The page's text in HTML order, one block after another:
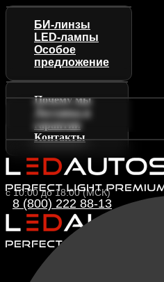
с 10:00 до 18:00 (МСК)
8 (800) 222 88-13
БИ-линзы
LED-лампы
Особое
предложение
Почему мы
Доставка и
гарантии
Контакты